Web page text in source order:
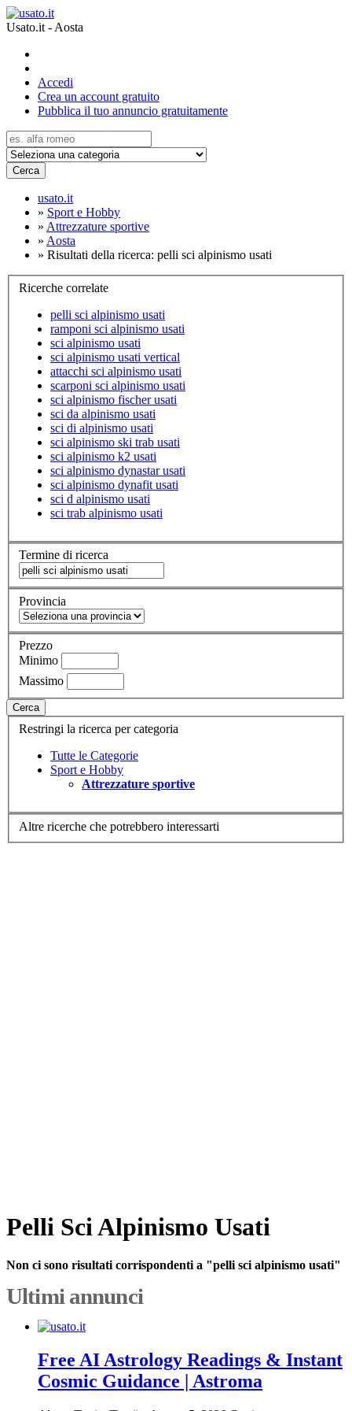
Usato.it - Aosta
Accedi
Crea un account gratuito
Pubblica il tuo annuncio gratuitamente
Cerca
usato.it
» Sport e Hobby
» Attrezzature sportive
» Aosta
» Risultati della ricerca: pelli sci alpinismo usati
Ricerche correlate
pelli sci alpinismo usati
ramponi sci alpinismo usati
sci alpinismo usati
sci alpinismo usati vertical
attacchi sci alpinismo usati
scarponi sci alpinismo usati
sci alpinismo fischer usati
sci da alpinismo usati
sci di alpinismo usati
sci alpinismo ski trab usati
sci alpinismo k2 usati
sci alpinismo dynastar usati
sci alpinismo dynafit usati
sci d alpinismo usati
sci trab alpinismo usati
Termine di ricerca
Provincia
Prezzo
Minimo
Massimo
Cerca
Restringi la ricerca per categoria
Tutte le Categorie
Sport e Hobby
Attrezzature sportive
Altre ricerche che potrebbero interessarti
Pelli Sci Alpinismo Usati
Non ci sono risultati corrispondenti a "pelli sci alpinismo usati"
Ultimi annunci
Free AI Astrology Readings & Instant
Cosmic Guidance | Astroma